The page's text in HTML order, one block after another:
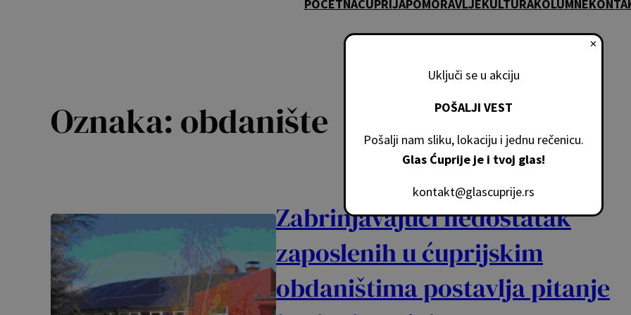
POČETNAĆUPRIJAPOMORAVLJEKULTURAKOLUMNE
Oznaka:obdanište
Zabrinjavajući nedostatak
zaposlenih u ćuprijskim
obdaništima postavlja pitanje
✕
Uključi se u akciju
POŠALJI VEST
Pošalji nam sliku, lokaciju i jednu rečenicu.
Glas Ćuprije je i tvoj glas!
kontakt@glascuprije.rs